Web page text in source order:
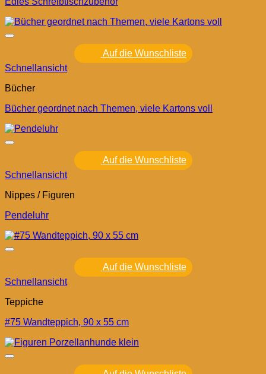
Auf die Wunschliste
Schnellansicht
Bücher
Bücher geordnet nach Themen, viele Kartons voll
Auf die Wunschliste
Schnellansicht
Nippes / Figuren
Pendeluhr
Auf die Wunschliste
Schnellansicht
Teppiche
#75 Wandteppich, 90 x 55 cm